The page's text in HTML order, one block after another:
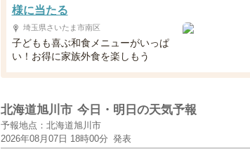
様に当たる
埼玉県さいたま市南区
子どもも喜ぶ和食メニューがいっぱ
い！お得に家族外食を楽しもう
北海道旭川市 今日・明日の天気予報
予報地点：北海道旭川市
2026年08月07日 18時00分 発表